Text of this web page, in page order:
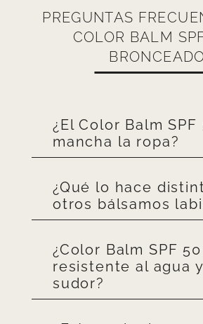
PREGUNTAS
COLOR BALM
¿El Color Balm SPF
mancha la ropa?
Color Balm SPF 50
no mancha la ropa.
las instrucciones de
que están en las
tu prenda.
¿Qué lo hace
otros bálsamos
Puedes usarlo como
bálsamo labial diario
toque de color. Tiene
¿Color Balm SPF
resistente al agua
sudor?